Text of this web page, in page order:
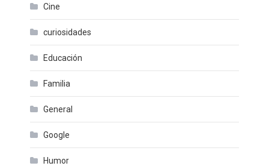
Cine
curiosidades
Educación
Familia
General
Google
Humor